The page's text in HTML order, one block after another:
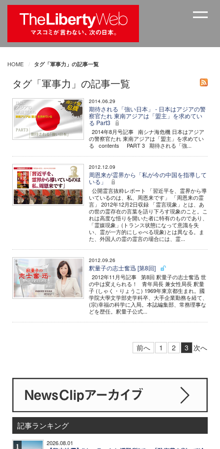
HOME タグ「軍事力」の記事一覧
タグ「軍事力」の記事一覧
2014.06.29
期待される「強い日本」 - 日本はアジアの警
察官たれ 東南アジアは「盟主」を求めてい
る Part3
2014年8月号記事 南シナ海危機 日本はアジア
の警察官たれ 東南アジアは「盟主」を求めてい
る contents PART 3 期待される「強...
2012.12.09
周恩来が霊界から「私が今の中国を指導して
いる」
公開霊言抜粋レポート 「習近平を、霊界から導
いているのは、私、周恩来です」 「周恩来の霊
言」 2012年12月2日収録 「霊言現象」とは、あ
の世の霊存在の言葉を語り下ろす現象のこと。こ
れは高度な悟りを開いた者に特有のものであり、
「霊媒現象」(トランス状態になって意識を失
い、霊が一方的にしゃべる現象)とは異なる。ま
た、外国人の霊の霊言の場合には、霊...
2012.09.26
釈量子の志士奮迅 [第8回]
2012年11月号記事 第8回 釈量子の志士奮迅 世
の中は変えられる！ 青年局長 兼女性局長 釈量
子 (しゃく・りょうこ) 1969年東京都生まれ。國
学院大學文学部史学科卒、大手企業勤務を経て、
(宗)幸福の科学に入局。本誌編集部、常務理事な
どを歴任。釈量子公式...
前へ 1 2 3 次へ
記事ランキング
1 2026.08.01